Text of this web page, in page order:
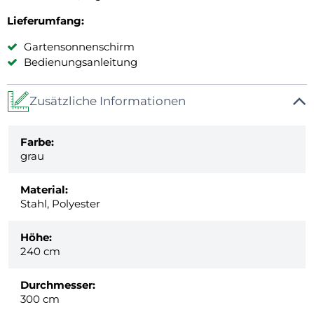
Lieferumfang:
Gartensonnenschirm
Bedienungsanleitung
Zusätzliche Informationen
Farbe:
grau
Material:
Stahl, Polyester
Höhe:
240 cm
Durchmesser:
300 cm